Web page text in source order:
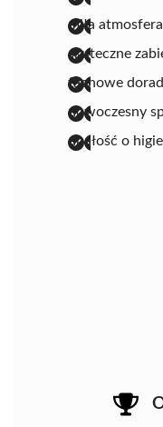
miła atmosfera
skuteczne
fachowe
nowoczesny
dbałość o